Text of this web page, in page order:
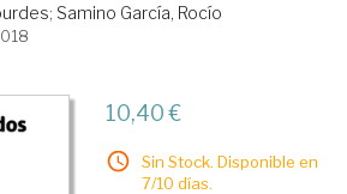
; Samino García, Rocío
10,40 €
Sin Stock. Disponible en
7/10 días.